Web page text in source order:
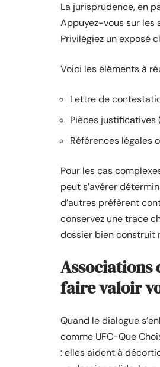
La jurisprudence, en
Appuyez-vous sur les
Privilégiez un exposé
Voici les éléments à
Lettre de
Pièces
Références légales
Pour les cas
peut s’avérer
d’autres préfèrent
conservez une trace
dossier bien construit
Associations
faire valoir
Quand le dialogue
comme UFC-Que
: elles aident à